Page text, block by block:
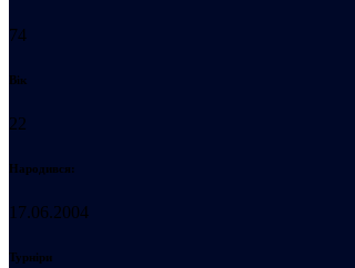
74
Вік
22
Народився:
17.06.2004
Турніри